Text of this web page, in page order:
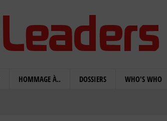
HOMMAGE À.. DOSSIERS WHO'S WHO